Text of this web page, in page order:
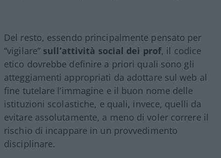
Del resto, essendo principalmente pensato per
“vigilare” sull’attività social dei prof, il codice
etico dovrebbe definire a priori quali sono gli
atteggiamenti appropriati da adottare sul web al
fine tutelare l’immagine e il buon nome delle
istituzioni scolastiche, e quali, invece, quelli da
evitare assolutamente, a meno di voler correre il
rischio di incappare in un provvedimento
disciplinare.